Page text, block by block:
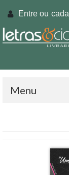
Entre ou
Menu